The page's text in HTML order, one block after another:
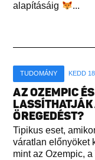
alapításáig
...
TUDOMÁNY KEDD
AZ OZEMPIC
ÖREGEDÉST?
Tipikus eset,
váratlan előnyöket
mint az Ozempic,